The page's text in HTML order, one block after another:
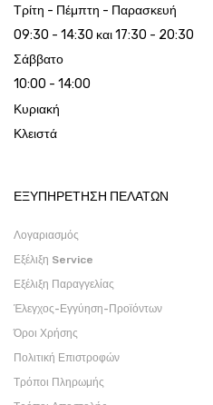
Τρίτη - Πέμπτη - Παρασκευή
09:30 - 14:30 και 17:30 - 20:30
Σάββατο
10:00 - 14:00
Κυριακή
Κλειστά
ΕΞΥΠΗΡΕΤΗΣΗ ΠΕΛΑΤΩΝ
Λογαριασμός
Εξέλιξη Service
Εξέλιξη Παραγγελίας
Έλεγχος-Εγγύηση-Προϊόντων
Όροι Χρήσης
Πολιτική Επιστροφών
Τρόποι Πληρωμής